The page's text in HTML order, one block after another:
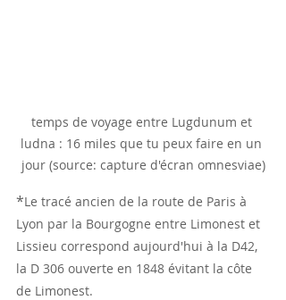
temps de voyage entre Lugdunum et
ludna : 16 miles que tu peux faire en un
jour (source: capture d'écran omnesviae)
*Le tracé ancien de la route de Paris à
Lyon par la Bourgogne entre Limonest et
Lissieu correspond aujourd'hui à la D42,
la D 306 ouverte en 1848 évitant la côte
de Limonest.